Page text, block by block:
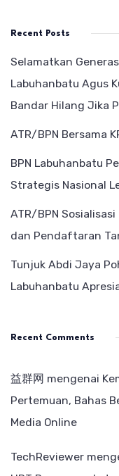
Recent Posts
Selamatkan
Labuhanbatu Agus
Bandar Hilang Jika
ATR/BPN Bersama
BPN Labuhanbatu
Strategis Nasional
ATR/BPN
dan Pendaftaran
Tunjuk Abdi Jaya
Labuhanbatu
Recent Comments
益群网 mengenai
Pertemuan, Bahas
Media Online
TechReviewer